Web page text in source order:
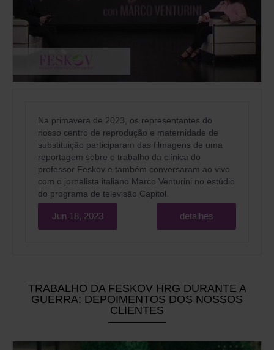
Na primavera de 2023, os representantes do
nosso centro de reprodução e maternidade de
substituição participaram das filmagens de uma
reportagem sobre o trabalho da clínica do
professor Feskov e também conversaram ao vivo
com o jornalista italiano Marco Venturini no estúdio
do programa de televisão Capitol.
Jun 18, 2023 detalhes
TRABALHO DA FESKOV HRG DURANTE A
GUERRA: DEPOIMENTOS DOS NOSSOS
CLIENTES